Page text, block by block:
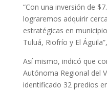
“Con una inversión de
lograremos adquirir
estratégicas en
Tuluá, Riofrío y El
Así mismo, indicó que
Autónoma Regional del
identificado 32 predios